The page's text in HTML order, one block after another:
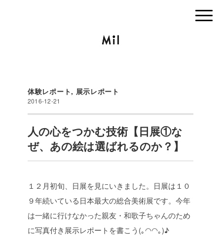
体験レポート, 展示レポート
2016-12-21
人の心をつかむ技術【日展①な
ぜ、あの絵は選ばれるのか？】
１２月初旬、日展を見にいきました。日展は１０
９年続いている日本最大の総合美術展です。今年
は一緒に行けなかった親友・和歌子ちゃんのため
に写真付き展示レポートを書こう(｡◠◠｡)♪